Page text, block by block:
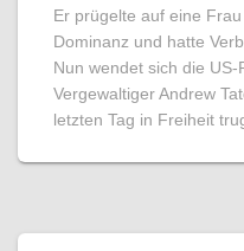
Er prügelte auf eine
Dominanz und hatte
Nun wendet sich die
Vergewaltiger Andrew
letzten Tag in Freiheit